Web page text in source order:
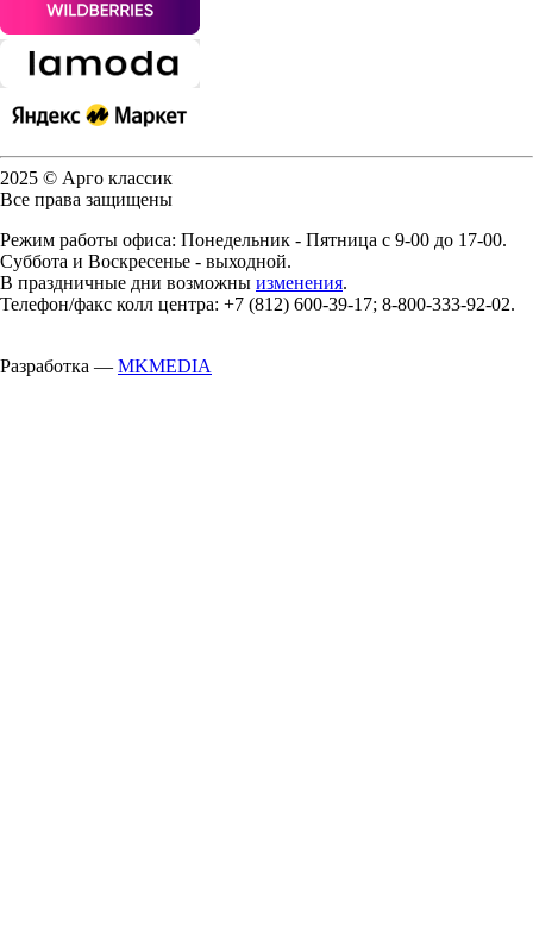
2025 © Арго классик
Все права защищены
Режим работы офиса: Понедельник - Пятница с 9-00 до 17-00.
Суббота и Воскресенье - выходной.
В праздничные дни возможны изменения.
Телефон/факс колл центра: +7 (812) 600-39-17; 8-800-333-92-02.
Разработка — MKMEDIA